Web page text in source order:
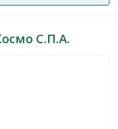
С.П.А.